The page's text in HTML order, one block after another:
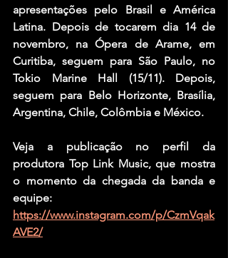
apresentações pelo Brasil e América
Latina. Depois de tocarem dia 14 de
novembro, na Ópera de Arame, em
Curitiba, seguem para São Paulo, no
Tokio Marine Hall (15/11). Depois,
seguem para Belo Horizonte, Brasília,
Argentina, Chile, Colômbia e México.
Veja a publicação no perfil da
produtora Top Link Music, que mostra
o momento da chegada da banda e
https://www.instagram.com/p/CzmVqak
AVE2/